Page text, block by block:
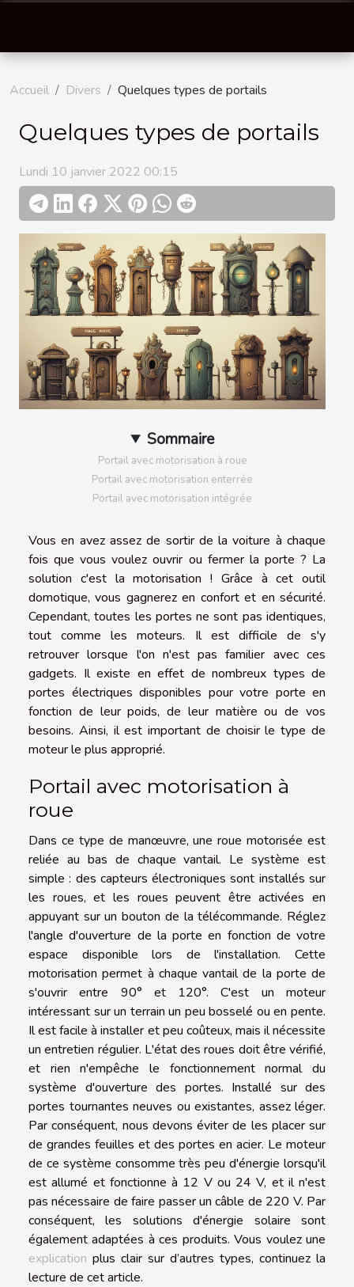
Accueil Divers Quelques types de portails
Quelques types de portails
Lundi 10 janvier 2022 00:15
Sommaire
Portail avec motorisation à roue
Portail avec motorisation enterrée
Portail avec motorisation intégrée
Vous en avez assez de sortir de la voiture à chaque
fois que vous voulez ouvrir ou fermer la porte ? La
solution c'est la motorisation ! Grâce à cet outil
domotique, vous gagnerez en confort et en sécurité.
Cependant, toutes les portes ne sont pas identiques,
tout comme les moteurs. Il est difficile de s'y
retrouver lorsque l'on n'est pas familier avec ces
gadgets. Il existe en effet de nombreux types de
portes électriques disponibles pour votre porte en
fonction de leur poids, de leur matière ou de vos
besoins. Ainsi, il est important de choisir le type de
moteur le plus approprié.
Portail avec motorisation à
roue
Dans ce type de manœuvre, une roue motorisée est
reliée au bas de chaque vantail. Le système est
simple : des capteurs électroniques sont installés sur
les roues, et les roues peuvent être activées en
appuyant sur un bouton de la télécommande. Réglez
l'angle d'ouverture de la porte en fonction de votre
espace disponible lors de l'installation. Cette
motorisation permet à chaque vantail de la porte de
s'ouvrir entre 90° et 120°. C'est un moteur
intéressant sur un terrain un peu bosselé ou en pente.
Il est facile à installer et peu coûteux, mais il nécessite
un entretien régulier. L'état des roues doit être vérifié,
et rien n'empêche le fonctionnement normal du
système d'ouverture des portes. Installé sur des
portes tournantes neuves ou existantes, assez léger.
Par conséquent, nous devons éviter de les placer sur
de grandes feuilles et des portes en acier. Le moteur
de ce système consomme très peu d'énergie lorsqu'il
est allumé et fonctionne à 12 V ou 24 V, et il n'est
pas nécessaire de faire passer un câble de 220 V. Par
conséquent, les solutions d'énergie solaire sont
également adaptées à ces produits. Vous voulez une
explication plus clair sur d’autres types, continuez la
lecture de cet article.